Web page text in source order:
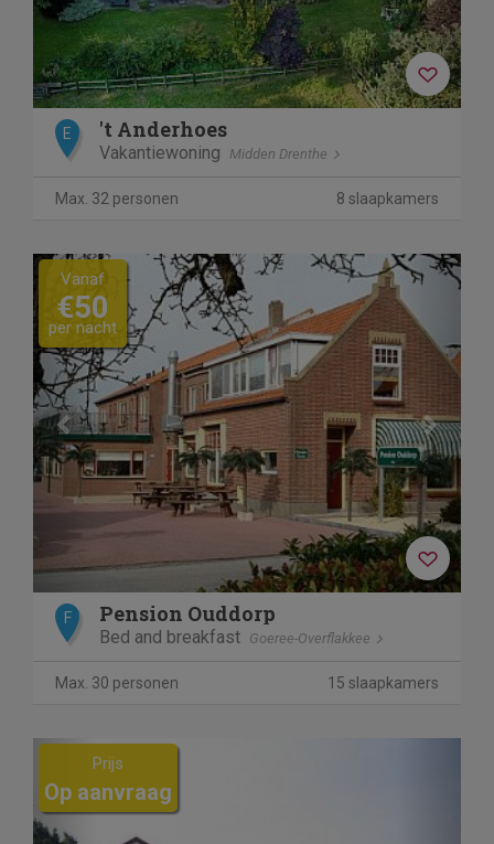
beschikbaar om een onvergetelijke vakantie te
beleven.
E 't Anderhoes
Vakantiewoning Midden Drenthe
Max. 32 personen 8 slaapkamers
Previous Next
Vanaf
€50
per nacht
F Pension Ouddorp
Bed and breakfast Goeree-Overflakkee
Max. 30 personen 15 slaapkamers
Previous
Prijs
Op aanvraag